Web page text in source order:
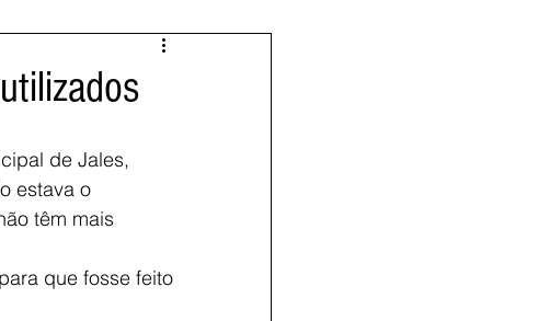
de Jales,
estava o
têm mais
que fosse feito